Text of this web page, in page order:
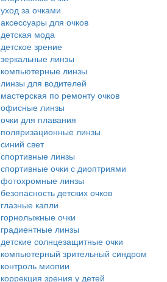
уход за очками
аксессуары для очков
детская мода
детское зрение
зеркальные линзы
компьютерные линзы
линзы для водителей
мастерская по ремонту очков
офисные линзы
очки для плавания
поляризационные линзы
синий свет
спортивные линзы
спортивные очки с диоптриями
фотохромные линзы
безопасность детских очков
глазные капли
горнолыжные очки
градиентные линзы
детские солнцезащитные очки
компьютерный зрительный синдром
контроль миопии
коррекция зрения у детей